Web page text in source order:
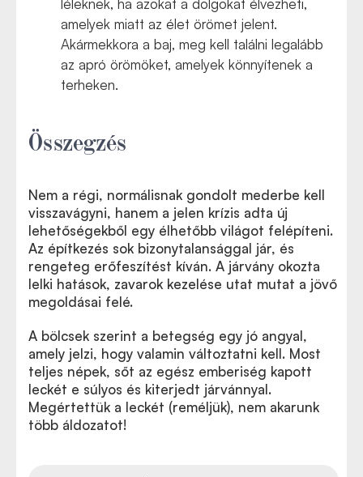
léleknek, ha azokat a dolgokat élvezheti,
amelyek miatt az élet örömet jelent.
Akármekkora a baj, meg kell találni legalább
az apró örömöket, amelyek könnyítenek a
terheken.
Összegzés
Nem a régi, normálisnak gondolt mederbe kell
visszavágyni, hanem a jelen krízis adta új
lehetőségekből egy élhetőbb világot felépíteni.
Az építkezés sok bizonytalansággal jár, és
rengeteg erőfeszítést kíván. A járvány okozta
lelki hatások, zavarok kezelése utat mutat a jövő
megoldásai felé.
A bölcsek szerint a betegség egy jó angyal,
amely jelzi, hogy valamin változtatni kell. Most
teljes népek, sőt az egész emberiség kapott
leckét e súlyos és kiterjedt járvánnyal.
Megértettük a leckét (reméljük), nem akarunk
több áldozatot!